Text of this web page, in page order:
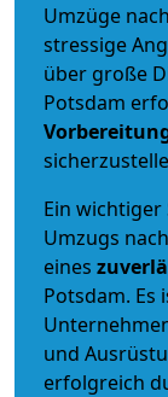
Umzüge
stressige
über große
Potsdam
Ein
Umzugs
eines
Potsdam. Es
und
erfolgreich